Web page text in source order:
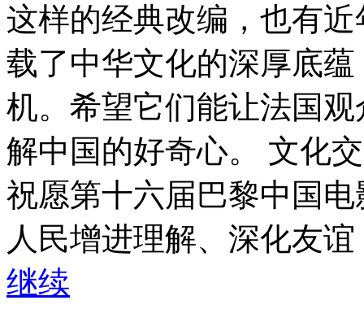
这样的经典改编，也有
载了中华文化的深厚底
机。希望它们能让法国
解中国的好奇心。 文化
祝愿第十六届巴黎中国
人民增进理解、深化友
继续